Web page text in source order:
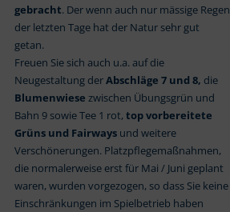
gebracht. Der wenn auch nur mässige Regen
der letzten Tage hat der Natur sehr gut
getan.
Freuen Sie sich auch u.a. auf die
Neugestaltung derAbschläge 7 und 8, die
Blumenwiese zwischen Übungsgrün und
Bahn 9 sowie Tee 1 rot, top vorbereitete
Grüns und Fairways und weitere
Verschönerungen. Platzpflegemaßnahmen,
die normalerweise erst für Mai / Juni geplant
waren, wurden vorgezogen, so dass Sie keine
Einschränkungen im Spielbetrieb haben